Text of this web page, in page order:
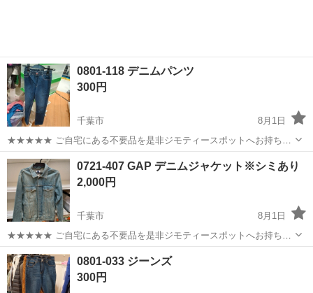
0801-118 デニムパンツ
300円
千葉市
8月1日
★★★★★ ご自宅にある不要品を是非ジモティースポットへお持ち込
みしませんか？ 家電、趣味・スポーツ・レジャー用品、こども用品、
衣料服飾品、生活雑貨、家具、本、CD・DVDなどが無料でまとめて持
ち込めます！ ※詳細はこ...
千葉 千葉市
0721-407 GAP デニムジャケット※シミあり
2,000円
千葉市
8月1日
★★★★★ ご自宅にある不要品を是非ジモティースポットへお持ち込
みしませんか？ 家電、趣味・スポーツ・レジャー用品、こども用品、
衣料服飾品、生活雑貨、家具、本、CD・DVDなどが無料でまとめて持
ち込めます！ ※詳細はこ...
千葉 千葉市
0801-033 ジーンズ
300円